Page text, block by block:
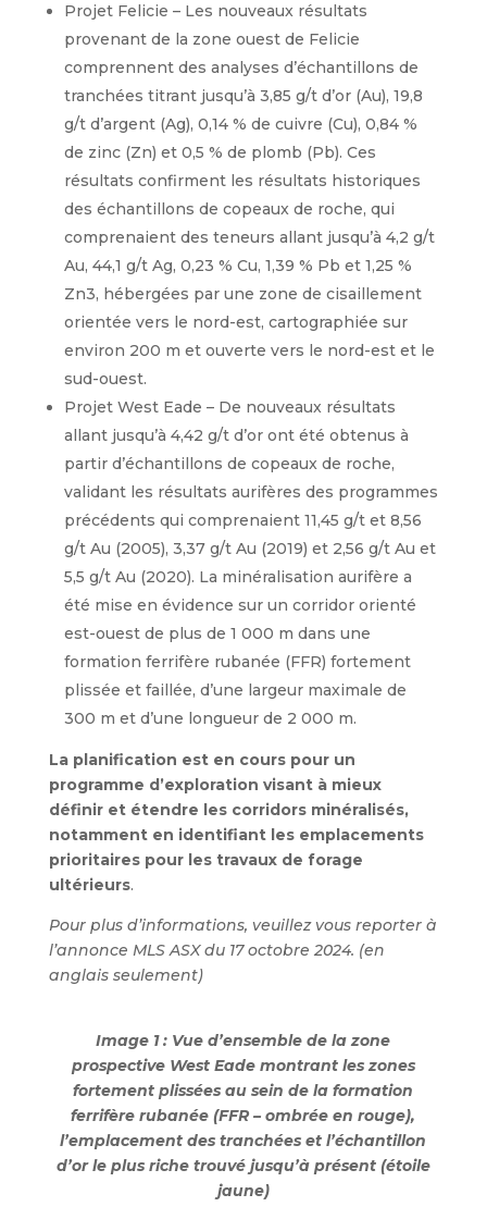
Projet Felicie – Les nouveaux résultats
provenant de la zone ouest de Felicie
comprennent des analyses d’échantillons de
tranchées titrant jusqu’à 3,85 g/t d’or (Au), 19,8
g/t d’argent (Ag), 0,14 % de cuivre (Cu), 0,84 %
de zinc (Zn) et 0,5 % de plomb (Pb). Ces
résultats confirment les résultats historiques
des échantillons de copeaux de roche, qui
comprenaient des teneurs allant jusqu’à 4,2 g/t
Au, 44,1 g/t Ag, 0,23 % Cu, 1,39 % Pb et 1,25 %
Zn3, hébergées par une zone de cisaillement
orientée vers le nord-est, cartographiée sur
environ 200 m et ouverte vers le nord-est et le
sud-ouest.
Projet West Eade – De nouveaux résultats
allant jusqu’à 4,42 g/t d’or ont été obtenus à
partir d’échantillons de copeaux de roche,
validant les résultats aurifères des programmes
précédents qui comprenaient 11,45 g/t et 8,56
g/t Au (2005), 3,37 g/t Au (2019) et 2,56 g/t Au et
5,5 g/t Au (2020). La minéralisation aurifère a
été mise en évidence sur un corridor orienté
est-ouest de plus de 1 000 m dans une
formation ferrifère rubanée (FFR) fortement
plissée et faillée, d’une largeur maximale de
300 m et d’une longueur de 2 000 m.
La planification est en cours pour un
programme d’exploration visant à mieux
définir et étendre les corridors minéralisés,
notamment en identifiant les emplacements
prioritaires pour les travaux de forage
ultérieurs.
Pour plus d’informations, veuillez vous reporter à
l’annonce MLS ASX du 17 octobre 2024. (en
anglais seulement)
Image 1 : Vue d’ensemble de la zone
prospective West Eade montrant les zones
fortement plissées au sein de la formation
ferrifère rubanée (FFR – ombrée en rouge),
l’emplacement des tranchées et l’échantillon
d’or le plus riche trouvé jusqu’à présent (étoile
jaune)